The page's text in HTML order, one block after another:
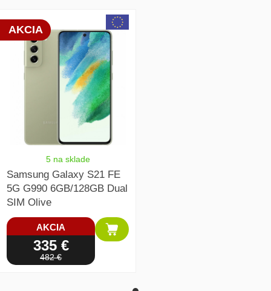
array(1) { [0]=> int(23608) }
AKCIA
5 na sklade
Samsung Galaxy S21 FE
5G G990 6GB/128GB Dual
SIM Olive
AKCIA
335 €
482 €